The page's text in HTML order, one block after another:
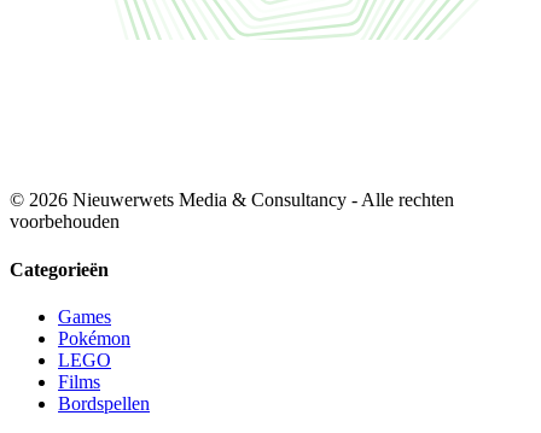
© 2026 Nieuwerwets Media & Consultancy - Alle rechten
voorbehouden
Categorieën
Games
Pokémon
LEGO
Films
Bordspellen